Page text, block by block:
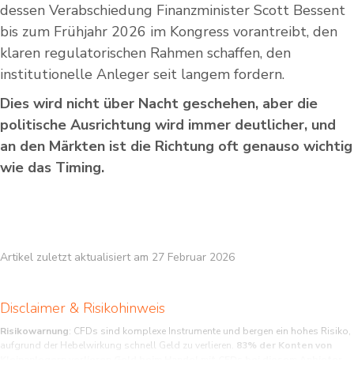
dessen Verabschiedung Finanzminister Scott Bessent
bis zum Frühjahr 2026 im Kongress vorantreibt, den
klaren regulatorischen Rahmen schaffen, den
institutionelle Anleger seit langem fordern.
Dies wird nicht über Nacht geschehen, aber die
politische Ausrichtung wird immer deutlicher, und
an den Märkten ist die Richtung oft genauso wichtig
wie das Timing.
Artikel zuletzt aktualisiert am 27 Februar 2026
Disclaimer & Risikohinweis
Risikowarnung: CFDs sind komplexe Instrumente und bergen ein hohes Risiko,
aufgrund der Hebelwirkung schnell Geld zu verlieren. 83% der Konten von